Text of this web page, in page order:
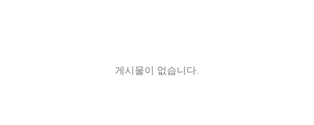
게시물이 없습니다.